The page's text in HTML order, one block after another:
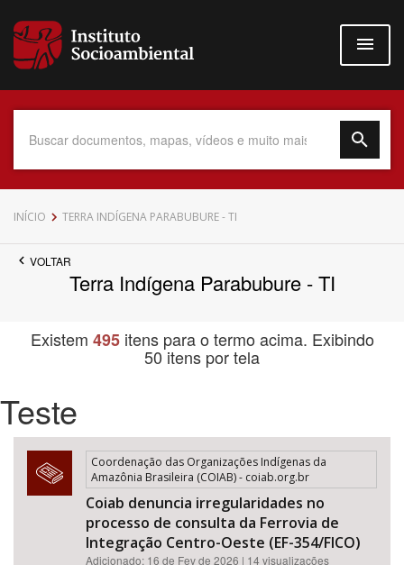
para
conteúdo
Data do Documento
Tema
INÍCIO TERRA INDÍGENA PARABUBURE - TI
VOLTAR
Terra Indígena Parabubure - TI
Existem 495itens para o termo acima. Exibindo
50 itens por tela
Teste
Coordenação das Organizações Indígenas da
Amazônia Brasileira (COIAB) - coiab.org.br
Coiab denuncia irregularidades no
processo de consulta da Ferrovia de
Integração Centro-Oeste (EF-354/FICO)
Adicionado: 16 de Fev de 2026 | 14 visualizações